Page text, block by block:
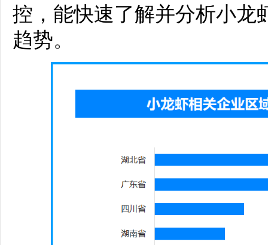
控，能快速了解并分析小龙
趋势。